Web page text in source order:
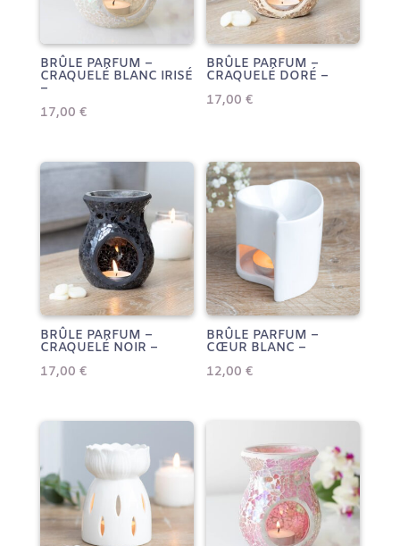
BRÛLE PARFUM –
CRAQUELÉ BLANC IRISÉ
–
17,00 €
BRÛLE PARFUM –
CRAQUELÉ DORÉ –
17,00€
BRÛLE PARFUM –
CRAQUELÉ NOIR –
17,00 €
BRÛLE PARFUM –
CŒUR BLANC –
12,00€